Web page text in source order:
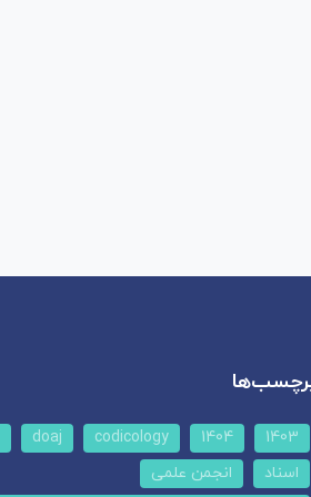
1403
1404
codicology
doaj
اسناد
انجمن علمی